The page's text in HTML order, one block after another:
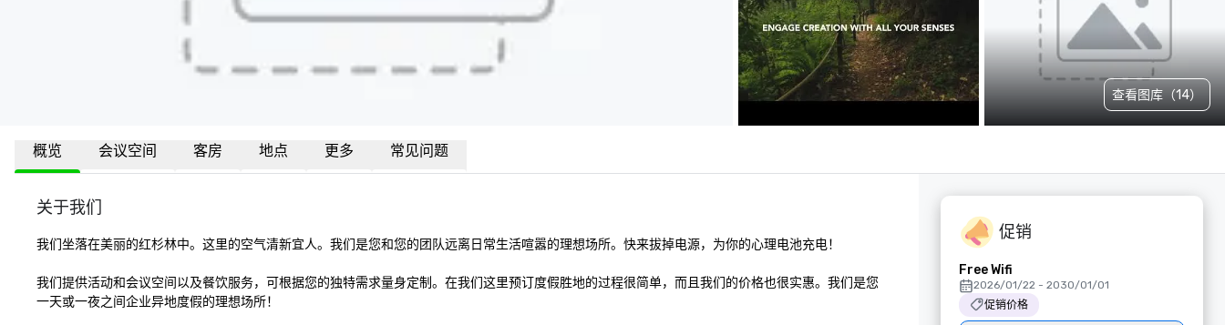
查看图库（14）
概览 会议空间 客房 地点 更多 常见问题
关于我们
我们坐落在美丽的红杉林中。这里的空气清新宜人。我们是您和您的团队远离日常生活喧嚣的理想场所。快来拔掉电源，为你的心理电池充电！
我们提供活动和会议空间以及餐饮服务，可根据您的独特需求量身定制。在我们这里预订度假胜地的过程很简单，而且我们的价格也很实惠。我们是您
一天或一夜之间企业异地度假的理想场所！
促销
Free Wifi
2026/01/22 - 2030/01/01
促销价格